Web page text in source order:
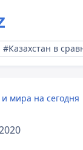
#Казахстан в
мира на сегодня